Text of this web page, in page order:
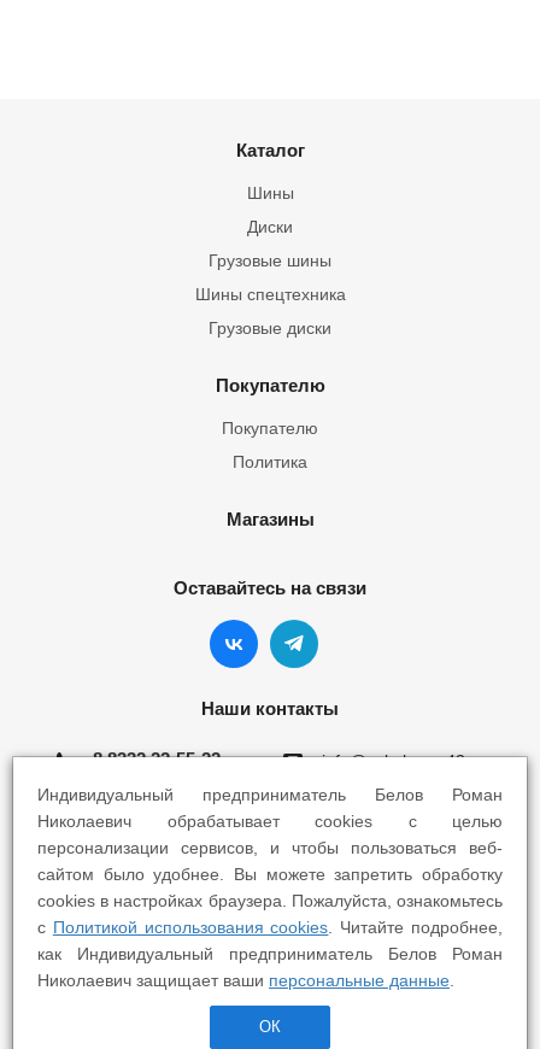
Каталог
Шины
Грузовые шины
Шины спецтехника
Диски
Грузовые диски
Покупателю
Покупателю
Политика
Магазины
Оставайтесь на связи
Наши контакты
8 8332 22-55-22 info@yokohama43.ru
Киров, ул. Ломоносова 5Б
Киров, ул. Профсоюзная 7А
2025 © Yokohama Киров - Шины Диски Сервис
Индивидуальный предприниматель Белов Роман
Николаевич обрабатывает cookies с целью
персонализации сервисов, и чтобы пользоваться веб-
сайтом было удобнее. Вы можете запретить обработку
cookies в настройках браузера. Пожалуйста, ознакомьтесь
с Политикой использования cookies . Читайте подробнее,
как Индивидуальный предприниматель Белов Роман
Николаевич защищает ваши персональные данные
ОК